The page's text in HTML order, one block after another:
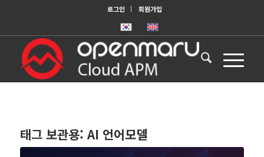
로그인 회원가입
태그 보관용: AI 언어모델